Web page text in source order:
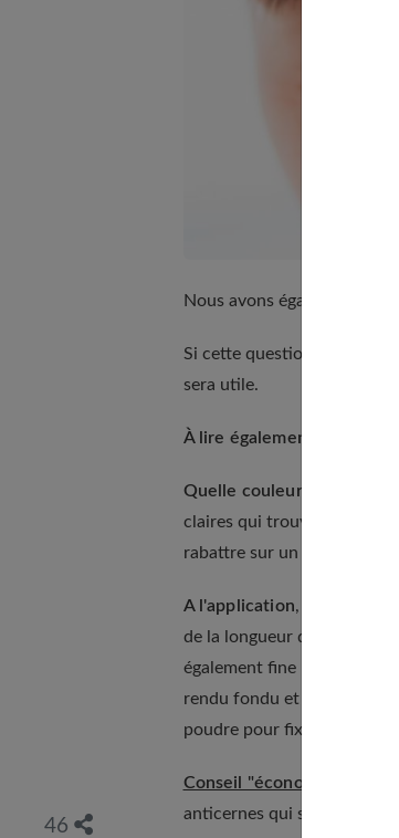
46
Nous avons également
Si cette question vous
sera utile.
À lire également :
Quelle couleur ?
claires qui trouveront le
rabattre sur un fond de
A l'application, on n'en
de la longueur de l'œil. Plus
également fine : deux
rendu fondu et naturel
poudre pour fixer.
Conseil "économie"
anticernes qui servira –en